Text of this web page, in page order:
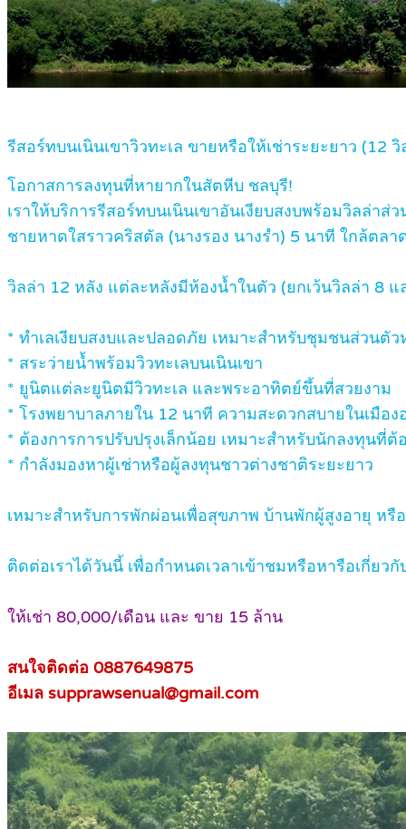
รีสอร์ทบนเนินเขาวิวทะเล ขายหรือให้เช่าระยะยาว (12
โอกาสการลงทุนที่หายากในสัตหีบ ชลบุรี!
เราให้บริการรีสอร์ทบนเนินเขาอันเงียบสงบพร้อมวิลล่า
ชายหาดใสราวคริสตัล (นางรอง นางรำ) 5 นาที ใกล้ตล
วิลล่า 12 หลัง แต่ละหลังมีห้องน้ำในตัว (ยกเว้นวิลล่า 8
* ทำเลเงียบสงบและปลอดภัย เหมาะสำหรับชุมชนส่วนตั
* สระว่ายน้ำพร้อมวิวทะเลบนเนินเขา
* ยูนิตแต่ละยูนิตมีวิวทะเล และพระอาทิตย์ขึ้นที่สวยงาม
* โรงพยาบาลภายใน 12 นาที ความสะดวกสบายในเมือง
* ต้องการการปรับปรุงเล็กน้อย เหมาะสำหรับนักลงทุนที่ต้
* กำลังมองหาผู้เช่าหรือผู้ลงทุนชาวต่างชาติระยะยาว
เหมาะสำหรับการพักผ่อนเพื่อสุขภาพ บ้านพักผู้สูงอายุ ห
ติดต่อเราได้วันนี้ เพื่อกำหนดเวลาเข้าชมหรือหารือเกี่ยว
ให้เช่า 80,000/เดือน และ ขาย 15 ล้าน
สนใจติดต่อ 0887649875
อีเมล supprawsenual@gmail.com